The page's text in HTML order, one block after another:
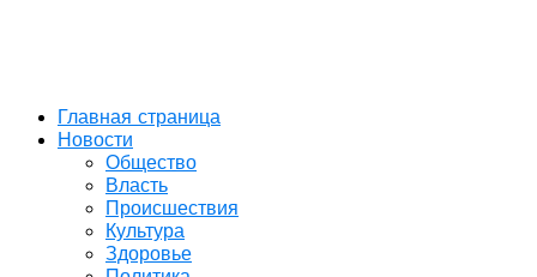
Главная страница
Новости
Общество
Власть
Происшествия
Культура
Здоровье